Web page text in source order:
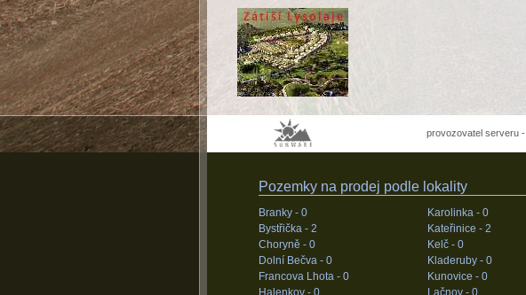
provozovatel serveru -
Pozemky na prodej podle lokality
Branky - 0
Bystřička - 2
Choryně - 0
Dolní Bečva - 0
Francova Lhota - 0
Halenkov - 0
Karolinka - 0
Kateřinice - 2
Kelč - 0
Kladeruby - 0
Kunovice - 0
Lačnov - 0